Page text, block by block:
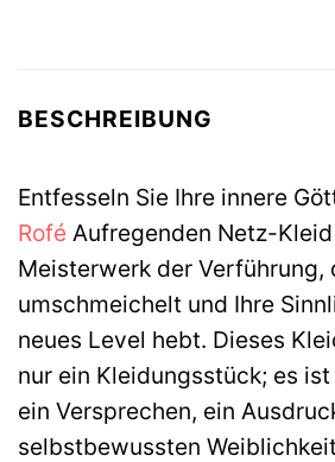
BESCHREIBUNG
Entfesseln Sie Ihre innere
Rofé Aufregenden Netz-Kleid
Meisterwerk der Verführung,
umschmeichelt und Ihre
neues Level hebt. Dieses
nur ein Kleidungsstück; es
ein Versprechen, ein
selbstbewussten